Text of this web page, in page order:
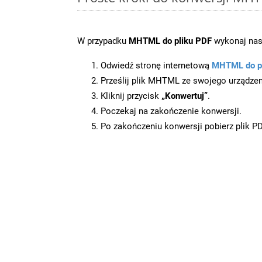
W przypadku MHTML do pliku PDF wykonaj
Odwiedź stronę internetową MHTML do
Prześlij plik MHTML ze swojego
Kliknij przycisk „Konwertuj”.
Poczekaj na zakończenie konwersji.
Po zakończeniu konwersji pobierz plik